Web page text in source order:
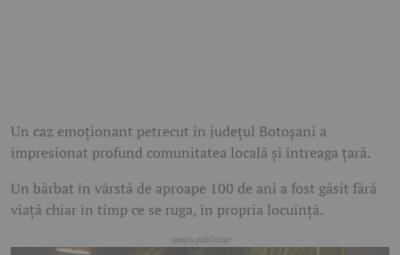
Un caz emoționant petrecut în județul Botoșani a
impresionat profund comunitatea locală și întreaga țară.
Un bărbat în vârstă de aproape 100 de ani a fost găsit fără
viață chiar în timp ce se ruga, în propria locuință.